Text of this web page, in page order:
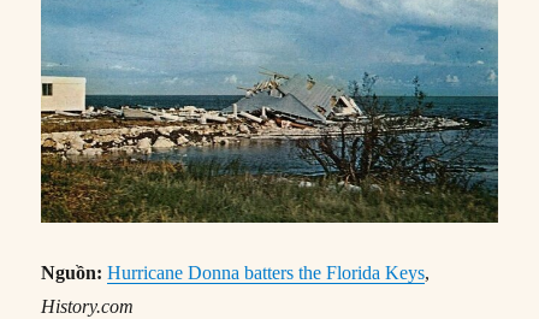
Nguồn:Hurricane Donna batters the Florida Keys,
History.com